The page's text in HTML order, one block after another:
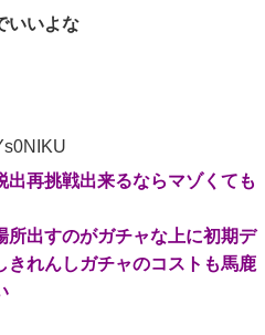
いいよな
再挑戦出来るならマゾくても
所出すのがガチャな上に初期デ
きれんしガチャのコストも馬鹿